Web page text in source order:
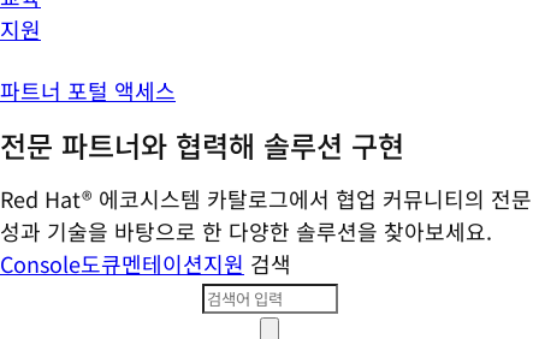
지원
파트너 포털 액세스
전문 파트너와 협력해 솔루션 구현
Red Hat® 에코시스템 카탈로그에서 협업 커뮤니티의 전문
성과 기술을 바탕으로 한 다양한 솔루션을 찾아보세요.
Console도큐멘테이션지원 검색